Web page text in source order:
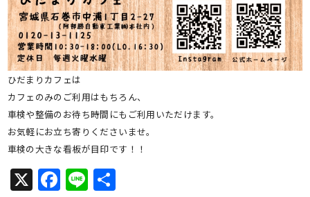
ひだまりカフェは
カフェのみのご利用はもちろん、
車検や整備のお待ち時間にもご利用いただけます。
お気軽にお立ち寄りくださいませ。
車検の大きな看板が目印です！！
X Facebook
Line共